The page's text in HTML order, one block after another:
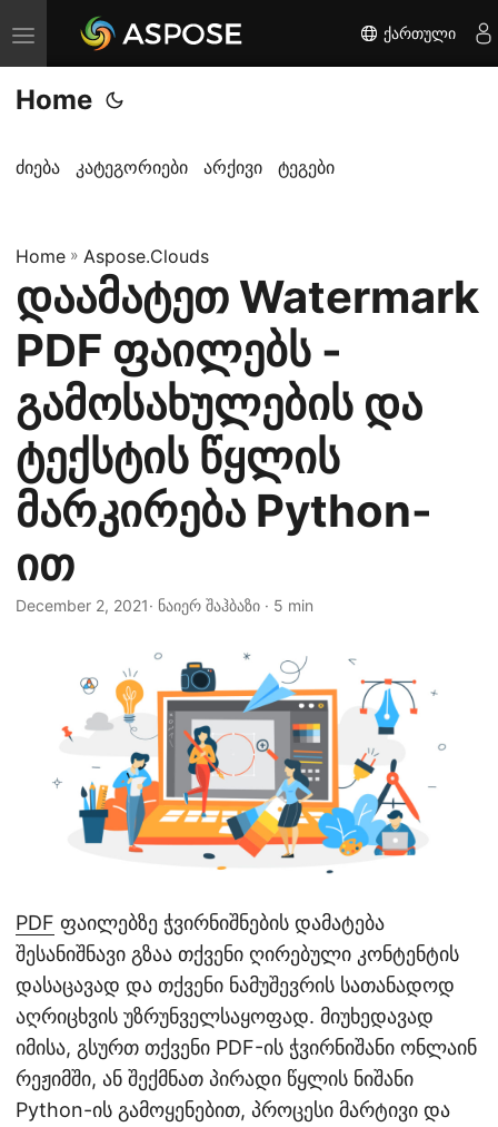
T
o
g
l
a
v
i
g
t
i
o
n
ქართული
Home
ძიება კატეგორიები არქივი ტეგები
Home » Aspose.Clouds
დაამატეთ Watermark
PDF ფაილებს -
გამოსახულების და
ტექსტის წყლის
მარკირება Python-
ით
December 2, 2021· ნაიერ შაჰბაზი · 5 min
PDF ფაილებზე ჭვირნიშნების დამატება
შესანიშნავი გზაა თქვენი ღირებული კონტენტის
დასაცავად და თქვენი ნამუშევრის სათანადოდ
აღრიცხვის უზრუნველსაყოფად. მიუხედავად
იმისა, გსურთ თქვენი PDF-ის ჭვირნიშანი ონლაინ
რეჟიმში, ან შექმნათ პირადი წყლის ნიშანი
Python-ის გამოყენებით, პროცესი მარტივი და